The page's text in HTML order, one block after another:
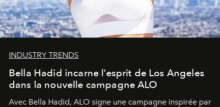
INDUSTRY TRENDS
Bella Hadid incarne l’esprit de Los Angeles
dans la nouvelle campagne ALO
Avec Bella Hadid, ALO signe une campagne inspirée par